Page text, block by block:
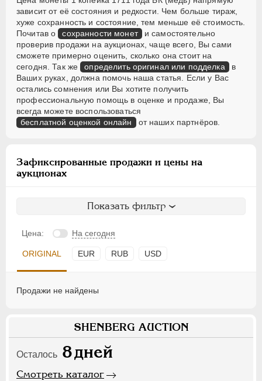
зависит от её состояния и редкости. Чем больше тираж,
хуже сохранность и состояние, тем меньше её стоимость.
Почитав о сохранности монет и самостоятельно
проверив продажи на аукционах, чаще всего, Вы сами
сможете примерно оценить, сколько она стоит на
сегодня. Так же определить оригинал или подделка в
Ваших руках, должна помочь наша статья. Если у Вас
остались сомнения или Вы хотите получить
профессиональную помощь в оценке и продаже, Вы
всегда можете воспользоваться
бесплатной оценкой онлайн от наших партнёров.
Зафиксированные продажи и цены на
аукционах
Показать фильтр
Цена: На сегодня
ORIGINAL EUR RUB USD
Продажи не найдены
SHENBERG AUCTION
Осталось 8дней
Смотреть каталог